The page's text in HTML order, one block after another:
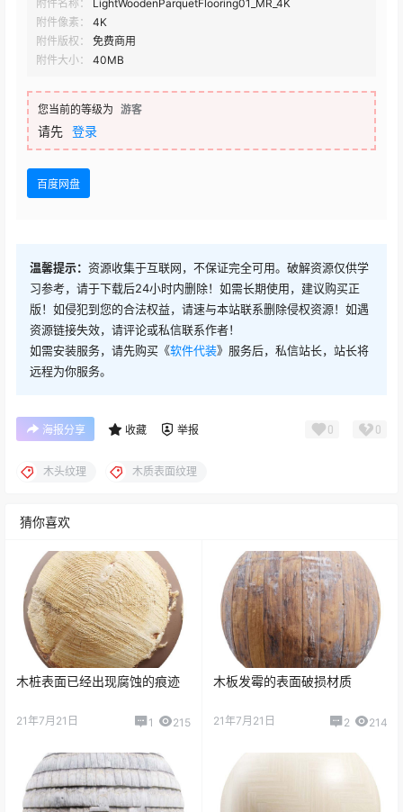
附件名称：
LightWoodenParquetFlooring01_MR_4K
附件像素：
4K
附件版权：
免费商用
附件大小：
40MB
您当前的等级为 游客
请先 登录
百度网盘
温馨提示： 资源收集于互联网，不保证完全可用。破解资源仅供学
习参考，请于下载后24小时内删除！如需长期使用，建议购买正
版！如侵犯到您的合法权益，请速与本站联系删除侵权资源！如遇
资源链接失效，请评论或私信联系作者！
如需安装服务，请先购买《软件代装》服务后，私信站长，站长将
远程为你服务。
海报分享 收藏 举报 0 0
木头纹理 木质表面纹理
猜你喜欢
木桩表面已经出现腐蚀的痕迹
21年7月21日 1 215
木板发霉的表面破损材质
21年7月21日 2 214